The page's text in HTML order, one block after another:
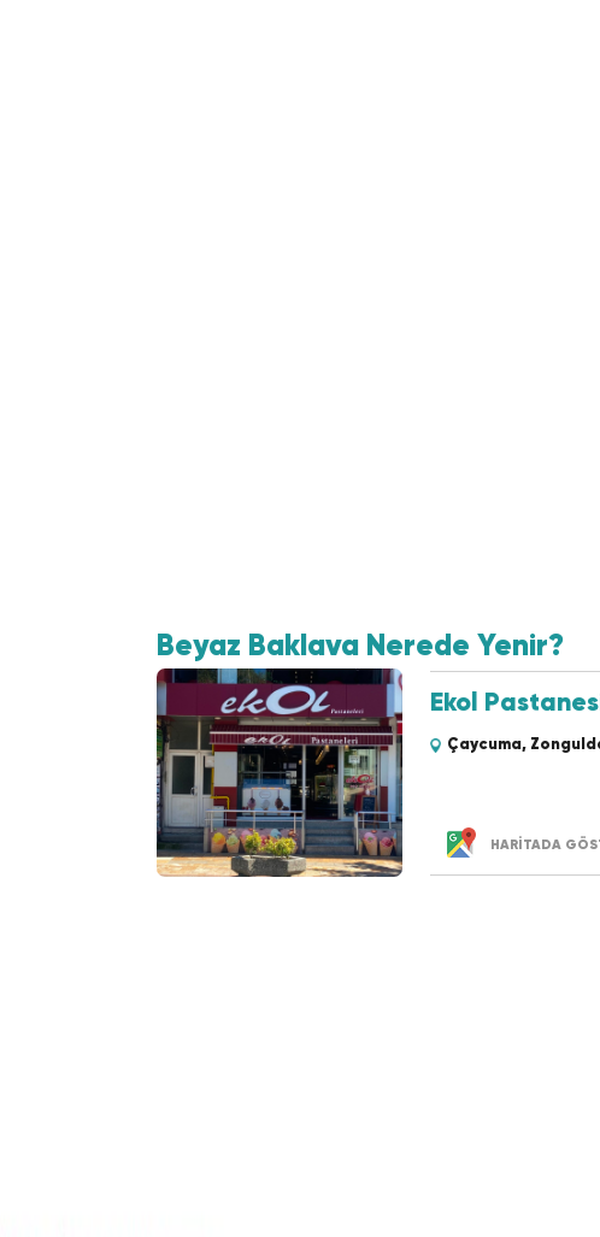
Beyaz Baklava Nerede Yenir?
Ekol
Çaycuma,
HARİTADA